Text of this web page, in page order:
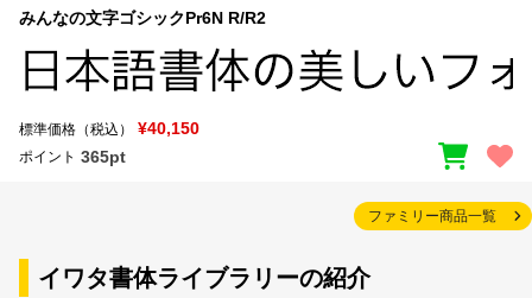
みんなの文字ゴシックPr6N R/R2
標準価格（税込） ¥40,150
ポイント 365pt
ファミリー商品一覧
イワタ書体ライブラリーの紹介